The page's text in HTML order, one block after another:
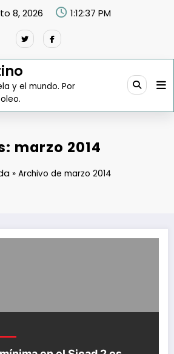
8, 2026 1:12:38 PM
y el mundo. Por
marzo 2014
»Archivo de marzo 2014